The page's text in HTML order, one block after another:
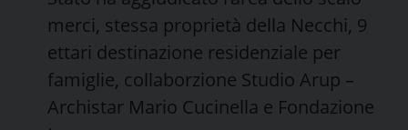
merci, stessa proprietà della Necchi, 9
ettari destinazione residenziale per
famiglie, collaborzione Studio Arup –
Archistar Mario Cucinella e Fondazione